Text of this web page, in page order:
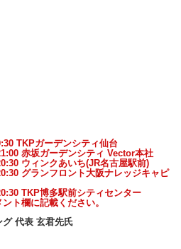
TKPガーデンシティ仙台
赤坂ガーデンシティ Vector本社
ウィンクあいち(JR名古屋駅前)
グランフロント大阪ナレッジキャピ
TKP博多駅前シティセンター
ト欄に記載ください。
代表 玄君先氏